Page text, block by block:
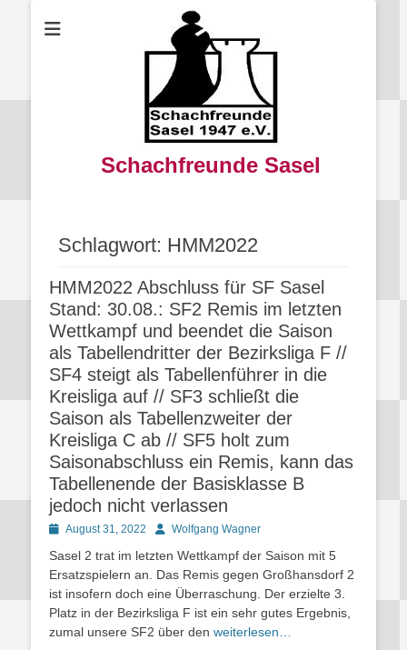
Schachfreunde Sasel
Schlagwort: HMM2022
HMM2022 Abschluss für SF Sasel
Stand: 30.08.: SF2 Remis im letzten
Wettkampf und beendet die Saison
als Tabellendritter der Bezirksliga F //
SF4 steigt als Tabellenführer in die
Kreisliga auf // SF3 schließt die
Saison als Tabellenzweiter der
Kreisliga C ab // SF5 holt zum
Saisonabschluss ein Remis, kann das
Tabellenende der Basisklasse B
jedoch nicht verlassen
PostedAugust 31, 2022 AutorWolfgang Wagner
Sasel 2 trat im letzten Wettkampf der Saison mit 5
Ersatzspielern an. Das Remis gegen Großhansdorf 2
ist insofern doch eine Überraschung. Der erzielte 3.
Platz in der Bezirksliga F ist ein sehr gutes Ergebnis,
zumal unsere SF2 über den weiterlesen…